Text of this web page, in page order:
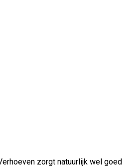
zorgt natuurlijk wel goed